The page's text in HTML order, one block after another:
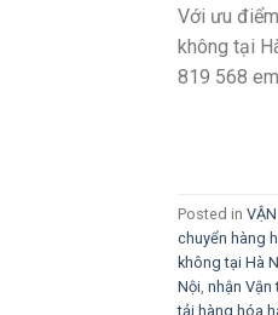
Với ưu
không tại
819 568
Posted in
chuyển hàng
không tại Hà
Nội, nhận Vận
tải hàng hóa